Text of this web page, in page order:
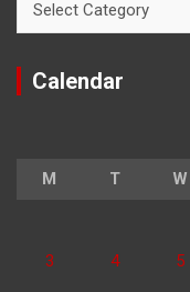
Calendar
M T W
3 4 5